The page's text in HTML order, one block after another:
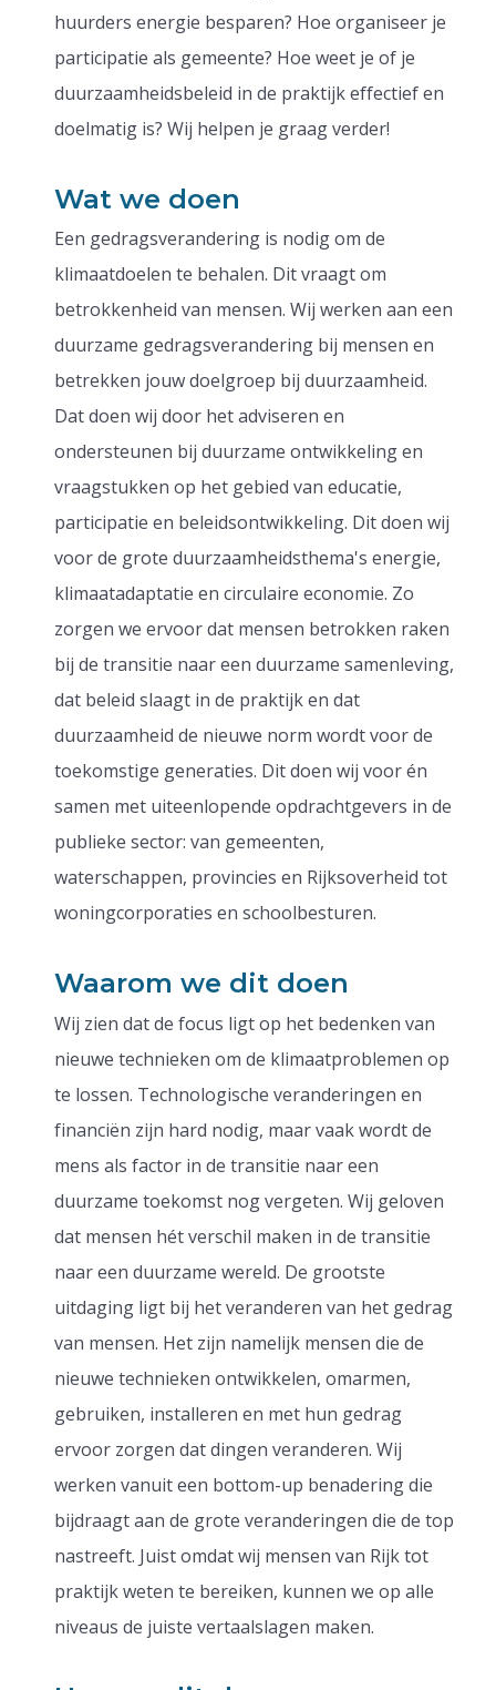
huurders energie besparen? Hoe organiseer je
participatie als gemeente? Hoe weet je of je
duurzaamheidsbeleid in de praktijk effectief en
doelmatig is? Wij helpen je graag verder!
Wat we doen
Een gedragsverandering is nodig om de
klimaatdoelen te behalen. Dit vraagt om
betrokkenheid van mensen. Wij werken aan een
duurzame gedragsverandering bij mensen en
betrekken jouw doelgroep bij duurzaamheid.
Dat doen wij door het adviseren en
ondersteunen bij duurzame ontwikkeling en
vraagstukken op het gebied van educatie,
participatie en beleidsontwikkeling. Dit doen wij
voor de grote duurzaamheidsthema's energie,
klimaatadaptatie en circulaire economie. Zo
zorgen we ervoor dat mensen betrokken raken
bij de transitie naar een duurzame samenleving,
dat beleid slaagt in de praktijk en dat
duurzaamheid de nieuwe norm wordt voor de
toekomstige generaties. Dit doen wij voor én
samen met uiteenlopende opdrachtgevers in de
publieke sector: van gemeenten,
waterschappen, provincies en Rijksoverheid tot
woningcorporaties en schoolbesturen.
Waarom we dit doen
Wij zien dat de focus ligt op het bedenken van
nieuwe technieken om de klimaatproblemen op
te lossen. Technologische veranderingen en
financiën zijn hard nodig, maar vaak wordt de
mens als factor in de transitie naar een
duurzame toekomst nog vergeten. Wij geloven
dat mensen hét verschil maken in de transitie
naar een duurzame wereld. De grootste
uitdaging ligt bij het veranderen van het gedrag
van mensen. Het zijn namelijk mensen die de
nieuwe technieken ontwikkelen, omarmen,
gebruiken, installeren en met hun gedrag
ervoor zorgen dat dingen veranderen. Wij
werken vanuit een bottom-up benadering die
bijdraagt aan de grote veranderingen die de top
nastreeft. Juist omdat wij mensen van Rijk tot
praktijk weten te bereiken, kunnen we op alle
niveaus de juiste vertaalslagen maken.